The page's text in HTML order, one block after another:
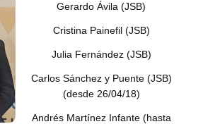
Gerardo Ávila (JSB)
Cristina Painefil (JSB)
Julia Fernández (JSB)
Carlos Sánchez y Puente (JSB)
(desde 26/04/18)
Andrés Martínez Infante (hasta